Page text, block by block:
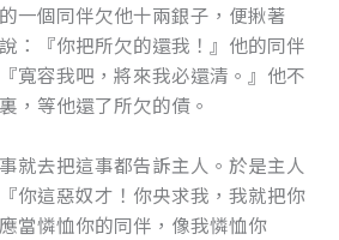
一個同伴欠他十兩銀子，便揪著
：『你把所欠的還我！』他的同伴
寬容我吧，將來我必還清。』他不
，等他還了所欠的債。
就去把這事都告訴主人。於是主人
你這惡奴才！你央求我，我就把你
當憐恤你的同伴，像我憐恤你